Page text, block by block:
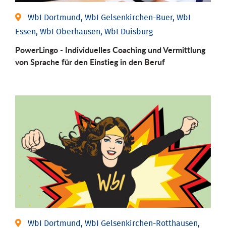
WbI Dortmund, WbI Gelsenkirchen-Buer, WbI
Essen, WbI Oberhausen, WbI Duisburg
PowerLingo - Individuelles Coaching und Vermittlung
von Sprache für den Einstieg in den Beruf
WbI Dortmund, WbI Gelsenkirchen-Rotthausen,